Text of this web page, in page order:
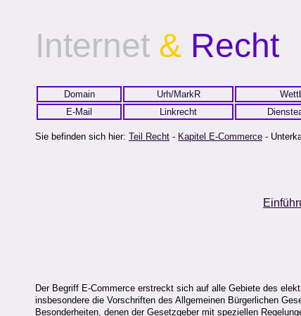
Internet & Recht
Domain Urh/MarkR
E-Mail
Linkrecht
Sie befinden sich hier: Teil Recht - Kapitel E-Commerce -
Der Begriff E-Commerce erstreckt sich auf alle Gebiete des
insbesondere die Vorschriften des Allgemeinen Bürgerlichen
Besonderheiten, denen der Gesetzgeber mit speziellen